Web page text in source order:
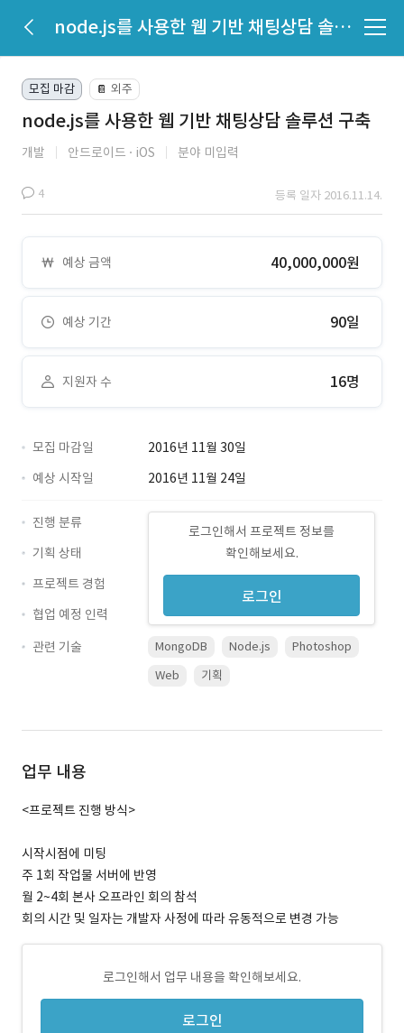
node.js를 사용한 웹 기반 채팅상담 솔루션 구축
모집 마감 📔 외주
node.js를 사용한 웹 기반 채팅상담 솔루션 구축
개발 안드로이드 iOS 분야 미입력
4 등록 일자 2016.11.14.
예상 금액 40,000,000원
예상 기간 90일
지원자 수 16명
모집 마감일
2016년 11월 30일
예상 시작일
2016년 11월 24일
로그인해서 프로젝트 정보를
확인해보세요.
로그인
진행 분류
기획 상태
프로젝트 경험
협업 예정 인력
관련 기술
MongoDB Node.js
Photoshop
Web
기획
업무 내용
<프로젝트 진행 방식>
시작시점에 미팅
주 1회 작업물 서버에 반영
월 2~4회 본사 오프라인 회의 참석
회의 시간 및 일자는 개발자 사정에 따라 유동적으로 변경 가능
로그인해서 업무 내용을 확인해보세요.
로그인